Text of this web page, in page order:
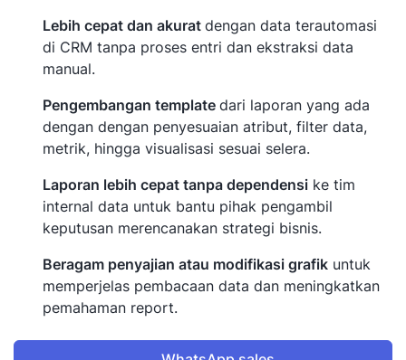
Lebih cepat dan akurat dengan data terautomasi
di CRM tanpa proses entri dan ekstraksi data
manual.
Pengembangan template dari laporan yang ada
dengan dengan penyesuaian atribut, filter data,
metrik, hingga visualisasi sesuai selera.
Laporan lebih cepat tanpa dependensi ke tim
internal data untuk bantu pihak pengambil
keputusan merencanakan strategi bisnis.
Beragam penyajian atau modifikasi grafik untuk
memperjelas pembacaan data dan meningkatkan
pemahaman report.